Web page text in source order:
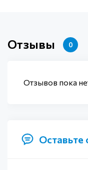
Отзывы 0
Отзывов пока
Оставьте